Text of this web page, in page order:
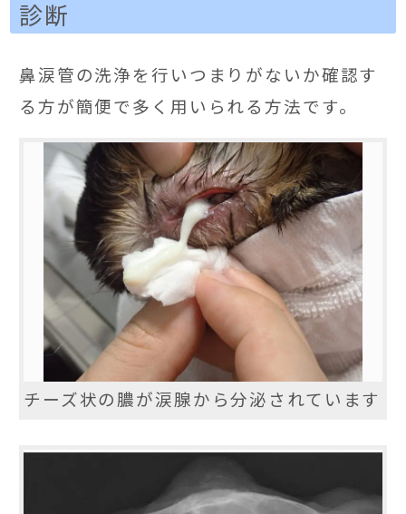
診断
鼻涙管の洗浄を行いつまりがないか確認す
る方が簡便で多く用いられる方法です。
チーズ状の膿が涙腺から分泌されています